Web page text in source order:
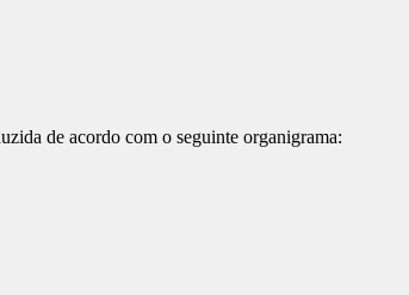
de acordo com o seguinte organigrama: